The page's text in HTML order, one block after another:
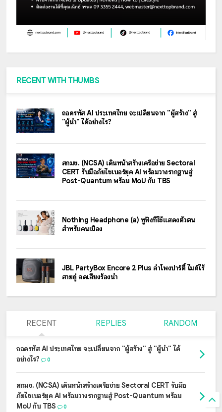
RECENT WITH THUMBS
ถอดรหัส AI ประเทศไทย จะเปลี่ยนจาก "ผู้สร้าง" สู่
"ผู้นำ" ได้อย่างไร?
สกมช. (NCSA) เดินหน้าสร้างเครือข่าย Sectoral
CERT รับมือภัยไซเบอร์ยุค AI พร้อมวางรากฐานสู่
Post-Quantum พร้อม MoU กับ TBS
Nothing Headphone (a) หูฟังที่ใช้แสดงตัวตน
สำหรับคนเมือง
JBL PartyBox Encore 2 Plus ลำโพงปาร์ตี้ ไมค์ไร้
สายคู่ ลดเสียงร้องนำ
RECENT REPLIES RANDOM
ถอดรหัส AI ประเทศไทย จะเปลี่ยนจาก "ผู้สร้าง" สู่ "ผู้นำ" ได้
อย่างไร?
0
สกมช. (NCSA) เดินหน้าสร้างเครือข่าย Sectoral CERT รับมือ
ภัยไซเบอร์ยุค AI พร้อมวางรากฐานสู่ Post-Quantum พร้อม
MoU กับ TBS
0